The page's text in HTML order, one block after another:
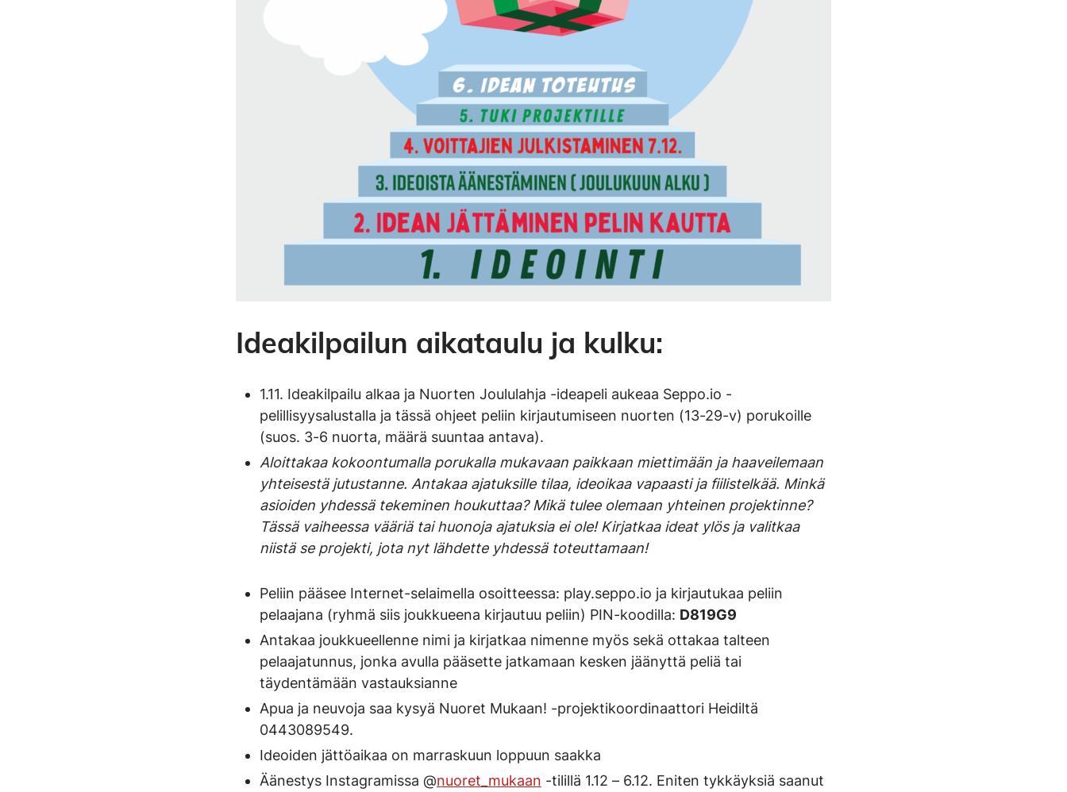
Ideakilpailun aikataulu ja kulku:
1.11. Ideakilpailu alkaa ja Nuorten Joululahja -ideapeli aukeaa Seppo.io -
pelillisyysalustalla ja tässä ohjeet peliin kirjautumiseen nuorten (13-29-v) porukoille
(suos. 3-6 nuorta, määrä suuntaa antava).
Aloittakaa kokoontumalla porukalla mukavaan paikkaan miettimään ja haaveilemaan
yhteisestä jutustanne. Antakaa ajatuksille tilaa, ideoikaa vapaasti ja fiilistelkää. Minkä
asioiden yhdessä tekeminen houkuttaa? Mikä tulee olemaan yhteinen projektinne?
Tässä vaiheessa vääriä tai huonoja ajatuksia ei ole! Kirjatkaa ideat ylös ja valitkaa
niistä se projekti, jota nyt lähdette yhdessä toteuttamaan!
Peliin pääsee Internet-selaimella osoitteessa: play.seppo.io ja kirjautukaa peliin
pelaajana (ryhmä siis joukkueena kirjautuu peliin) PIN-koodilla: D819G9
Antakaa joukkueellenne nimi ja kirjatkaa nimenne myös sekä ottakaa talteen
pelaajatunnus, jonka avulla pääsette jatkamaan kesken jäänyttä peliä tai
täydentämään vastauksianne
Apua ja neuvoja saa kysyä Nuoret Mukaan! -projektikoordinaattori Heidiltä
0443089549.
Ideoiden jättöaikaa on marraskuun loppuun saakka
Äänestys Instagramissa @nuoret_mukaan -tilillä 1.12 – 6.12. Eniten tykkäyksiä saanut